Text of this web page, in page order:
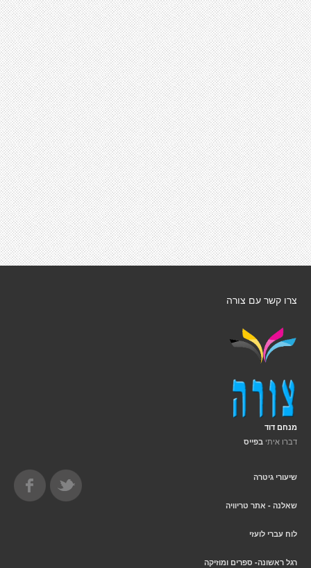
צרו קשר עם צורה
מנחם דוד
דברו איתי בפייס
שיעורי גיטרה
שאלנה - אתר טריוויה
לוח עברי לועזי
רגל ראשונה- ספרים ומוזיקה